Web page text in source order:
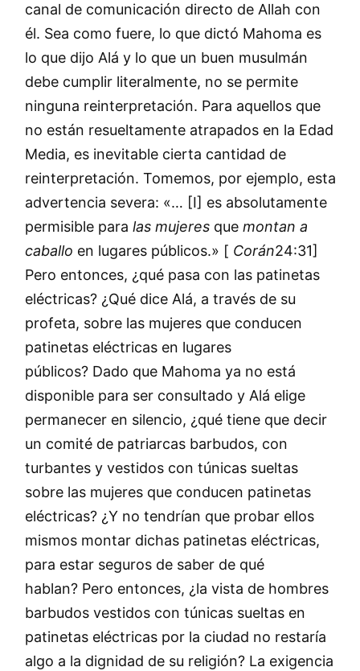
canal de comunicación directo de Allah con
él. Sea como fuere, lo que dictó Mahoma es
lo que dijo Alá y lo que un buen musulmán
debe cumplir literalmente, no se permite
ninguna reinterpretación. Para aquellos que
no están resueltamente atrapados en la Edad
Media, es inevitable cierta cantidad de
reinterpretación. Tomemos, por ejemplo, esta
advertencia severa: «… [I] es absolutamente
permisible para las mujeresque montan a
caballo en lugares públicos.» [ Corán24:31]
Pero entonces, ¿qué pasa con las patinetas
eléctricas? ¿Qué dice Alá, a través de su
profeta, sobre las mujeres que conducen
patinetas eléctricas en lugares
públicos? Dado que Mahoma ya no está
disponible para ser consultado y Alá elige
permanecer en silencio, ¿qué tiene que decir
un comité de patriarcas barbudos, con
turbantes y vestidos con túnicas sueltas
sobre las mujeres que conducen patinetas
eléctricas? ¿Y no tendrían que probar ellos
mismos montar dichas patinetas eléctricas,
para estar seguros de saber de qué
hablan? Pero entonces, ¿la vista de hombres
barbudos vestidos con túnicas sueltas en
patinetas eléctricas por la ciudad no restaría
algo a la dignidad de su religión? La exigencia